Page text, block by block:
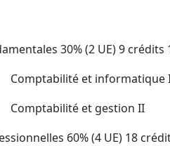
30% (2 UE) 9 crédits
Comptabilité et informatique
Comptabilité et gestion II
60% (4 UE) 18